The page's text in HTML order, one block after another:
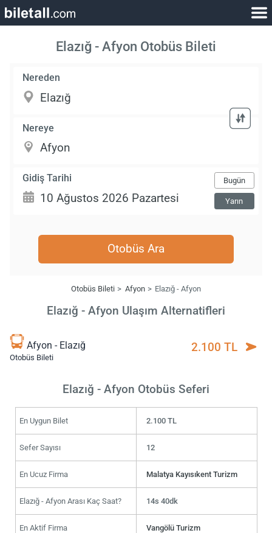
Elazığ - Afyon Otobüs Bileti
Nereden
Nereye
Gidiş Tarihi Bugün
Yarın
Otobüs Ara
Otobüs Bileti Afyon Elazığ - Afyon
Elazığ - Afyon Ulaşım Alternatifleri
Afyon - Elazığ
Otobüs Bileti
2.100 TL
Elazığ - Afyon Otobüs Seferi
En Uygun Bilet 2.100 TL
Sefer Sayısı 12
En Ucuz Firma Malatya Kayısıkent Turizm
Elazığ - Afyon Arası Kaç Saat? 14s 40dk
En Aktif Firma Vangölü Turizm